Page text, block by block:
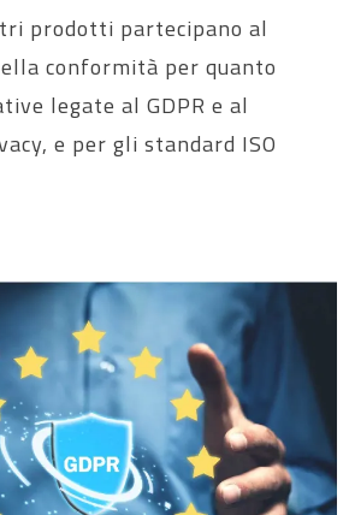
prodotti partecipano al
conformità per quanto
legate al GDPR e al
e per gli standard ISO